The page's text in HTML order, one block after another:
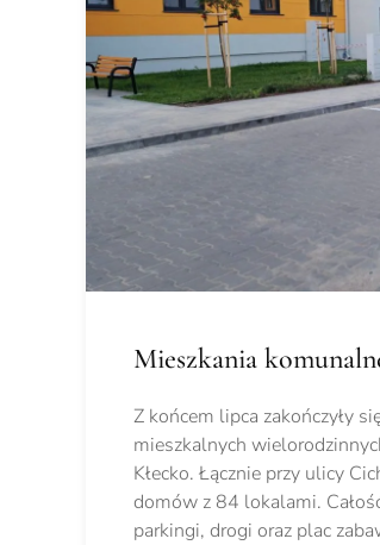
Mieszkania
Z końcem lipca zakończyły
mieszkalnych
Kłecko. Łącznie przy ulicy
domów z 84 lokalami.
parkingi, drogi oraz plac